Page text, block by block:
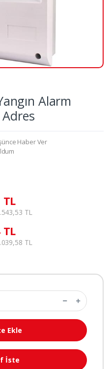
Alarm
Haber Ver
TL
TL
TL
TL
Ekle
İste